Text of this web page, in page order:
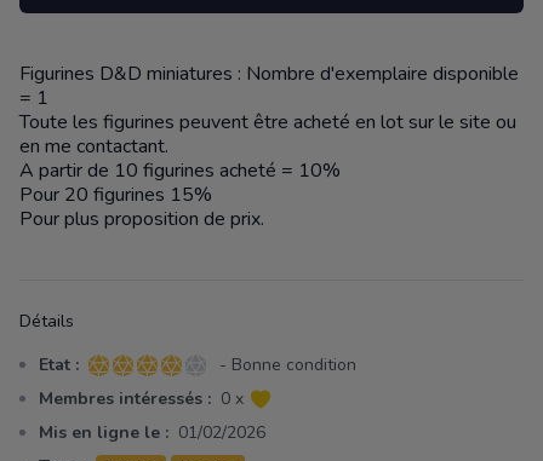
Description
Figurines D&D miniatures : Nombre d'exemplaire disponible
= 1
Toute les figurines peuvent être acheté en lot sur le site ou
en me contactant.
A partir de 10 figurines acheté = 10%
Pour 20 figurines 15%
Pour plus proposition de prix.
Détails
Etat : 4 sur 5 étoiles
- Bonne condition
Membres intéressés : 0 x
Mis en ligne le : 01/02/2026